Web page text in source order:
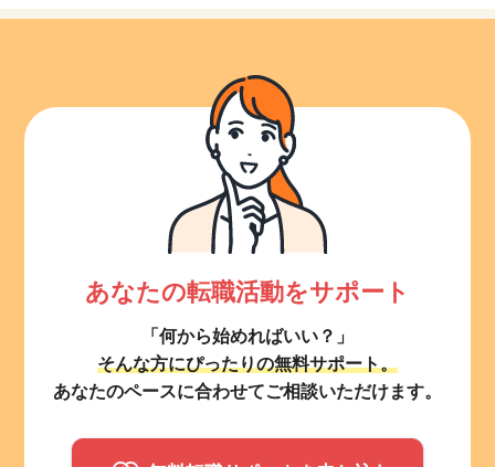
あなたの転職活動をサポート
「何から始めればいい？」
そんな方にぴったりの無料サポート。
あなたのペースに合わせてご相談いただけます。